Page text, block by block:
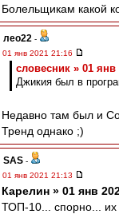
Болельщикам какой
лео22 -
01 янв 2021 21:16
словесник » 01 янв
Джикия был в
Недавно там был и
Тренд однако ;)
SAS -
01 янв 2021 21:13
Карелин » 01 янв
ТОП-10... спорно... их